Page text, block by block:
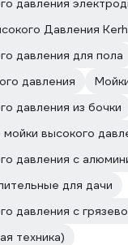
давления
Давления
давления для пола
давления
давления из бочки
высокого
давления с
для дачи
давления с
техника)